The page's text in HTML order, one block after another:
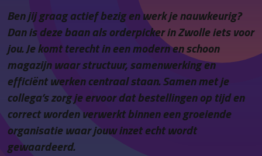
Ben jij graag actief bezig en werk je nauwkeurig?
Dan is deze baan als orderpicker in Zwolle iets voor
jou. Je komt terecht in een modern en schoon
magazijn waar structuur, samenwerking en
efficiënt werken centraal staan. Samen met je
collega’s zorg je ervoor dat bestellingen op tijd en
correct worden verwerkt binnen een groeiende
organisatie waar jouw inzet echt wordt
gewaardeerd.